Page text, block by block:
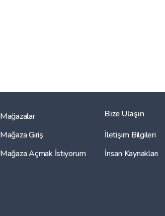
Mağazalar
Mağaza Giriş
Mağaza Açmak İstiyorum
Bize Ulaşın
İletişim Bilgileri
İnsan Kaynakları